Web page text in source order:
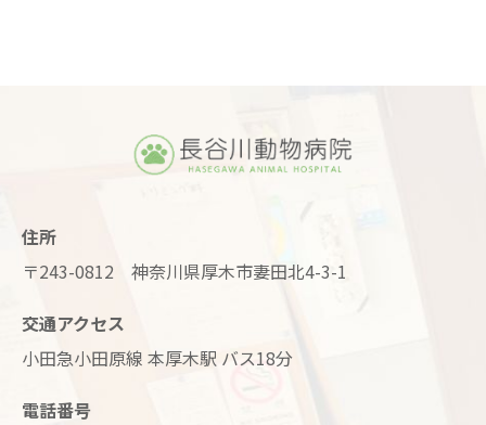
住所
〒243-0812 神奈川県厚木市妻田北4-3-1
交通アクセス
小田急小田原線 本厚木駅 バス18分
電話番号